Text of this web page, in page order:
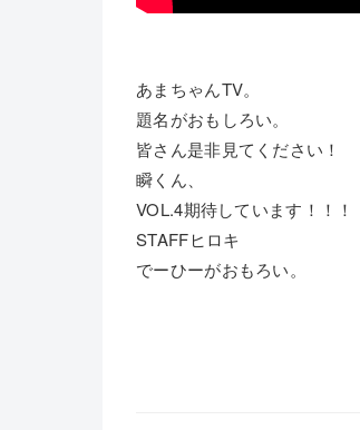
あまちゃんTV。
題名がおもしろい。
皆さん是非見てください！
瞬くん、
VOL.4期待しています！！！
STAFFヒロキ
でーひーがおもろい。